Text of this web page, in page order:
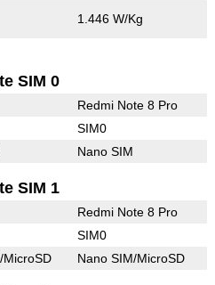
1.446 W/Kg
SIM 0
Redmi Note 8 Pro
SIM0
Nano SIM
SIM 1
Redmi Note 8 Pro
SIM0
MicroSD Nano SIM/MicroSD